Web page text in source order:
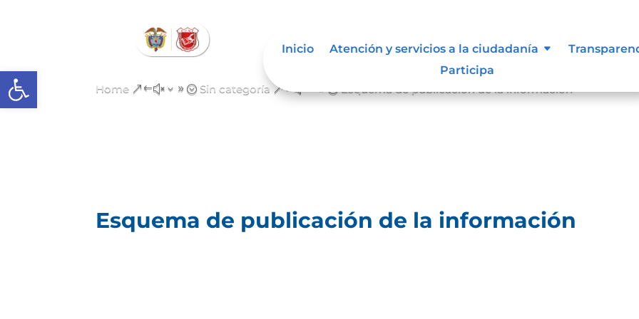
Abrir barra de herramientas
Inicio Atención y servicios a la ciudadanía
Participa
Home &#x39; Sin categoría &#x39;
Esquema de publicación de la información